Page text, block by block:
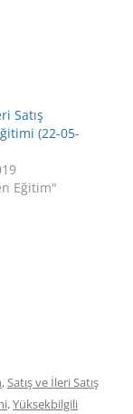
Satış
(22-05-
Eğitim"
,Satış ve İleri Satış
,Yüksekbilgili